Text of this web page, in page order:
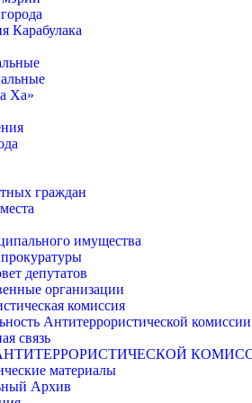
Карабулака
Ха»
граждан
имущества
депутатов
организации
комиссия
Антитеррористической комиссии
связь
материалы
Архив